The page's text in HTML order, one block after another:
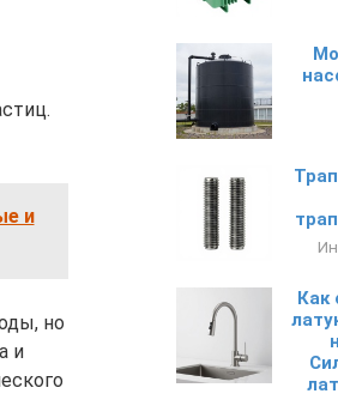
и
но
и
Как